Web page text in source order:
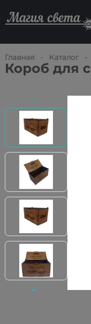
Главная - Каталог -
Короб для